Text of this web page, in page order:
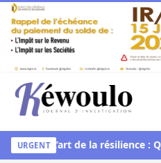
Aller au contenu
Kéwoulo, le premier site
URGENT
L’art de la résilience :